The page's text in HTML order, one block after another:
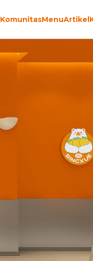
KomunitasMenuArtikel